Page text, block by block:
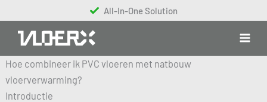
naar
inhoud
All-In-One Solution
Hoe combineer ik PVC vloeren met natbouw
vloerverwarming?
Introductie